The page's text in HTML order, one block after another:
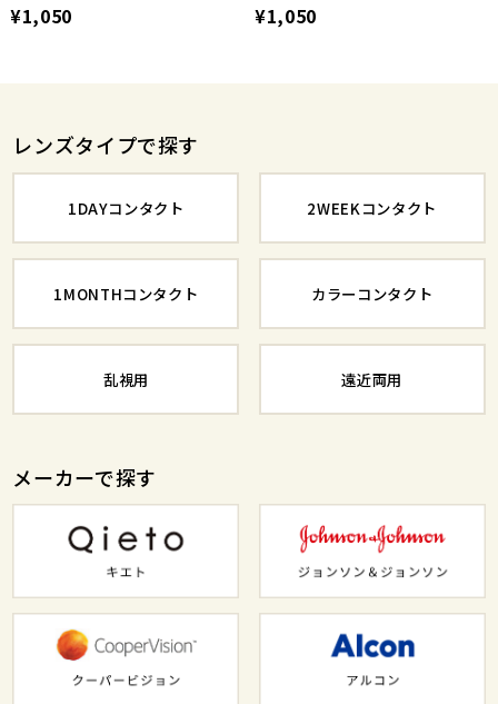
¥1,050 ¥1,050
レンズタイプで探す
1DAYコンタクト 2WEEKコンタクト
1MONTHコンタクト カラーコンタクト
乱視用 遠近両用
メーカーで探す